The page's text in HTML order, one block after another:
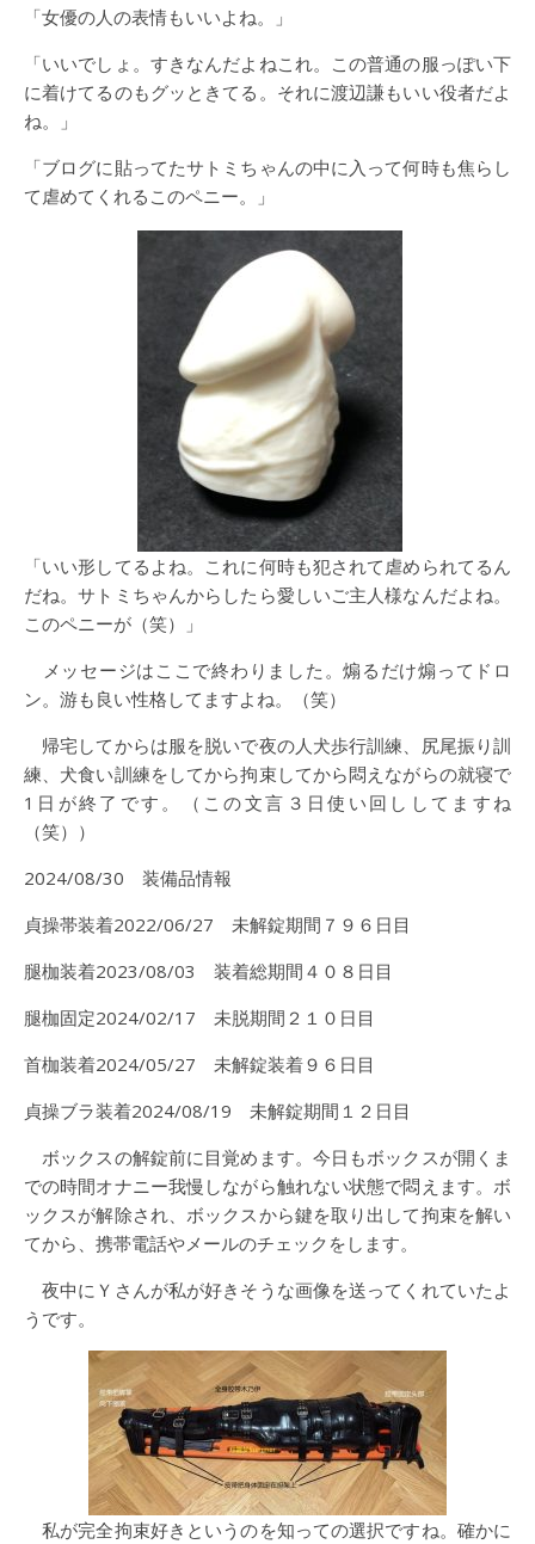
「女優の人の表情もいいよね。」
「いいでしょ。すきなんだよねこれ。この普通の服っぽい下
に着けてるのもグッときてる。それに渡辺謙もいい役者だよ
ね。」
「ブログに貼ってたサトミちゃんの中に入って何時も焦らし
て虐めてくれるこのペニー。」
「いい形してるよね。これに何時も犯されて虐められてるん
だね。サトミちゃんからしたら愛しいご主人様なんだよね。
このペニーが（笑）」
メッセージはここで終わりました。煽るだけ煽ってドロ
ン。游も良い性格してますよね。（笑）
帰宅してからは服を脱いで夜の人犬歩行訓練、尻尾振り訓
練、犬食い訓練をしてから拘束してから悶えながらの就寝で
1日が終了です。（この文言３日使い回ししてますね
（笑））
2024/08/30 装備品情報
貞操帯装着2022/06/27 未解錠期間７９６日目
腿枷装着2023/08/03 装着総期間４０８日目
腿枷固定2024/02/17 未脱期間２１０日目
首枷装着2024/05/27 未解錠装着９６日目
貞操ブラ装着2024/08/19 未解錠期間１２日目
ボックスの解錠前に目覚めます。今日もボックスが開くま
での時間オナニー我慢しながら触れない状態で悶えます。ボ
ックスが解除され、ボックスから鍵を取り出して拘束を解い
てから、携帯電話やメールのチェックをします。
夜中にＹさんが私が好きそうな画像を送ってくれていたよ
うです。
私が完全拘束好きというのを知っての選択ですね。確かに